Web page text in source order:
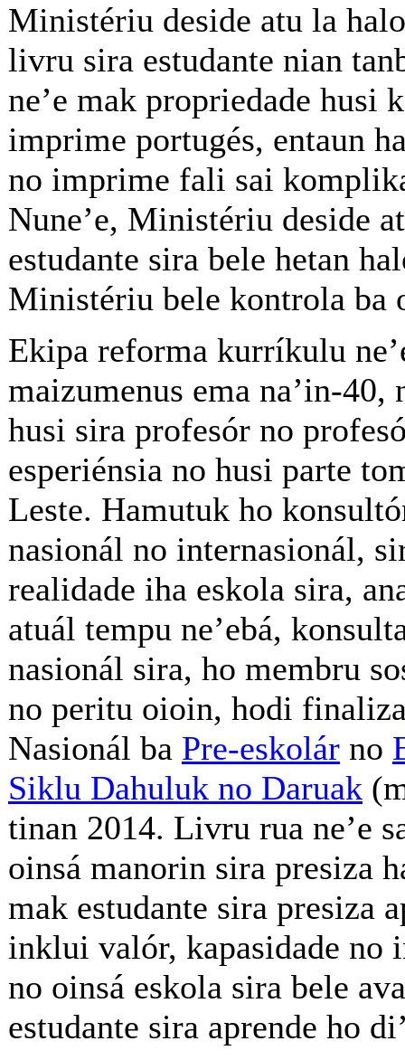
Ministériu deside atu la
livru sira estudante nian
ne’e mak propriedade husi
imprime portugés, entaun
no imprime fali sai
Nune’e, Ministériu deside
estudante sira bele hetan
Ministériu bele kontrola ba
Ekipa reforma kurríkulu
maizumenus ema na’in-40,
husi sira profesór no
esperiénsia no husi parte
Leste. Hamutuk ho
nasionál no internasionál,
realidade iha eskola sira,
atuál tempu ne’ebá,
nasionál sira, ho membru
no peritu oioin, hodi
Nasionál ba Pre-eskolár no
Siklu Dahuluk no Daruak
tinan 2014. Livru rua ne’e
oinsá manorin sira presiza
mak estudante sira presiza
inklui valór, kapasidade no
no oinsá eskola sira bele
estudante sira aprende ho